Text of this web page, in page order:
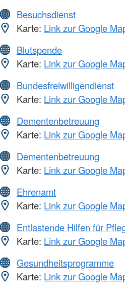
Besuchsdienst
Karte: Link zur Google
Blutspende
Karte: Link zur Google
Bundesfreiwilligendienst
Karte: Link zur Google
Dementenbetreuung
Karte: Link zur Google
Dementenbetreuung
Karte: Link zur Google
Ehrenamt
Karte: Link zur Google
Entlastende Hilfen für
Karte: Link zur Google
Gesundheitsprogramme
Karte: Link zur Google